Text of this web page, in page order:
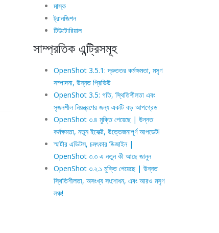
মাস্ক
ট্রানজিশন
টিউটোরিয়াল
সাম্প্রতিক এন্ট্রিসমূহ
OpenShot 3.5.1: দ্রুততর কর্মক্ষমতা, মসৃণ
সম্পাদনা, উন্নত প্রিভিউ
OpenShot 3.5: গতি, স্থিতিশীলতা এবং
সৃজনশীল নিয়ন্ত্রণের জন্য একটি বড় আপগ্রেড
OpenShot ৩.৪ মুক্তি পেয়েছে | উন্নত
কর্মক্ষমতা, নতুন ইফেক্ট, উত্তেজনাপূর্ণ আপডেট!
স্মার্টার এডিটস, চমৎকার ডিজাইন |
OpenShot ৩.৩ এ নতুন কী আছে জানুন
OpenShot ৩.২.১ মুক্তি পেয়েছে | উন্নত
স্থিতিশীলতা, অসংখ্য সংশোধন, এবং আরও মসৃণ
লঞ্চ!